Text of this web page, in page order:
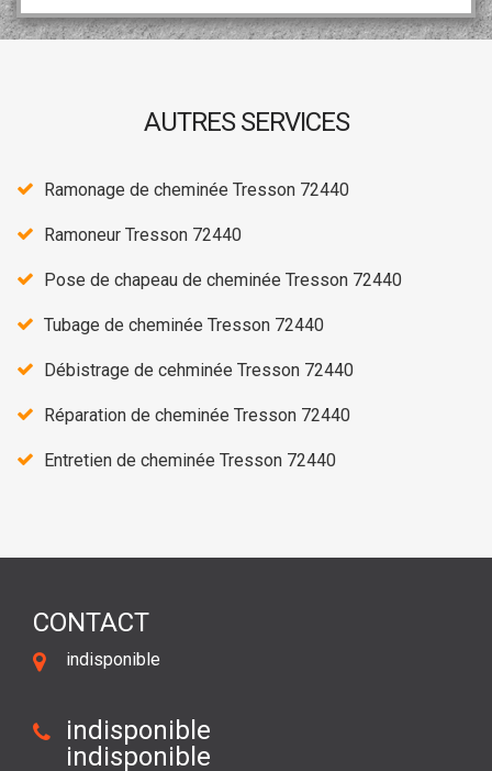
AUTRES SERVICES
Ramonage de cheminée Tresson 72440
Ramoneur Tresson 72440
Pose de chapeau de cheminée Tresson 72440
Tubage de cheminée Tresson 72440
Débistrage de cehminée Tresson 72440
Réparation de cheminée Tresson 72440
Entretien de cheminée Tresson 72440
CONTACT
indisponible
indisponible
indisponible